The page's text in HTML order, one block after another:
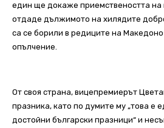
един ще докаже приемствеността на
отдаде дължимото на хилядите
са се борили в редиците на
опълчение.
От своя страна, вицепремиерът
празника, като по думите му „това е
достойни български празници“ и